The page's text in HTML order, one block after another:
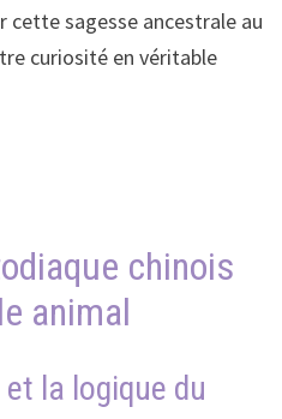
cette sagesse ancestrale au
curiosité en véritable
chinois
animal
la logique du